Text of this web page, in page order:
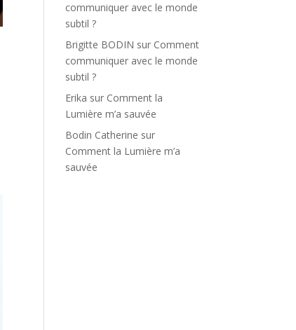
communiquer avec le monde
subtil ?
Brigitte BODIN sur Comment
communiquer avec le monde
subtil ?
Erika sur Comment la
Lumière m’a sauvée
Bodin Catherine sur
Comment la Lumière m’a
sauvée